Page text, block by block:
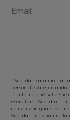
Email
I Suoi dati saranno
personalizzate, creando
fornite, nonché sulle
esercitare i Suoi diritti in
consenso in qualsiasi
Suoi dati personali nella